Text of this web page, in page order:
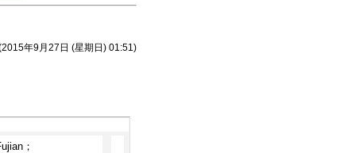
年9月27日 (星期日) 01:51)
；